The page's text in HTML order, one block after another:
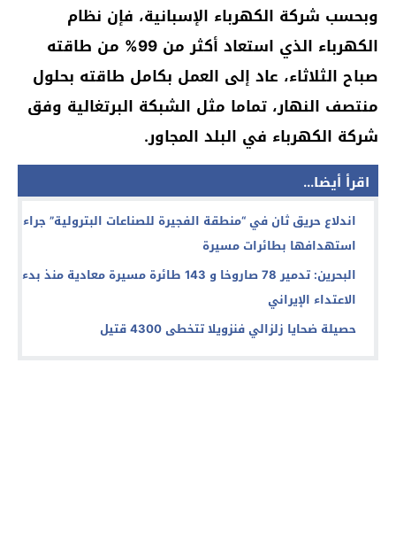
وبحسب شركة الكهرباء الإسبانية، فإن نظام
الكهرباء الذي استعاد أكثر من 99% من طاقته
صباح الثلاثاء، عاد إلى العمل بكامل طاقته بحلول
منتصف النهار، تماما مثل الشبكة البرتغالية وفق
شركة الكهرباء في البلد المجاور.
اقرأ أيضا...
اندلاع حريق ثان في “منطقة الفجيرة للصناعات البترولية” جراء
استهدافها بطائرات مسيرة
البحرين: تدمير 78 صاروخا و 143 طائرة مسيرة معادية منذ بدء
الاعتداء الإيراني
حصيلة ضحايا زلزالي فنزويلا تتخطى 4300 قتيل